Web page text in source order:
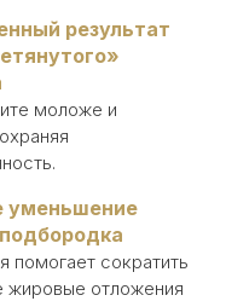
результат
моложе и
уменьшение
помогает сократить
жировые отложения